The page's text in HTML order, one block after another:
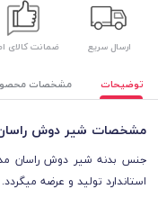
ارسال سریع ضمانت کالای
توضیحات مشخصات
مشخصات شیر دوش راسان
جنس بدنه شیر دوش راسان
استاندارد تولید و عرضه میگردد.